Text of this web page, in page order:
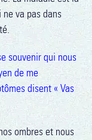
va pas dans
souvenir qui nous
de me
disent « Vas
ombres et nous